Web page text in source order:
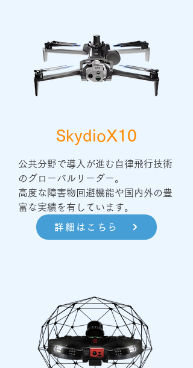
SkydioX10
公共分野で導入が進む自律飛行技術
のグローバルリーダー。
高度な障害物回避機能や国内外の豊
富な実績を有しています。
詳細はこちら